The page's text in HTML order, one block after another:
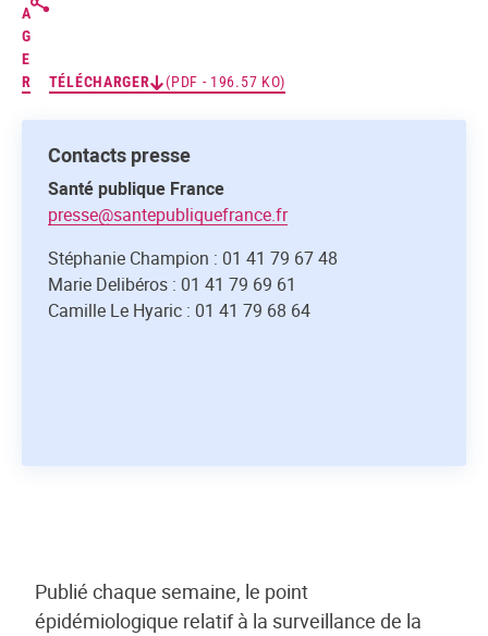
A
G
E
R
TÉLÉCHARGER (PDF - 196.57 KO)
Contacts presse
Santé publique France
presse@santepubliquefrance.fr
Stéphanie Champion : 01 41 79 67 48
Marie Delibéros : 01 41 79 69 61
Camille Le Hyaric : 01 41 79 68 64
Publié chaque semaine, le point
épidémiologique relatif à la surveillance de la